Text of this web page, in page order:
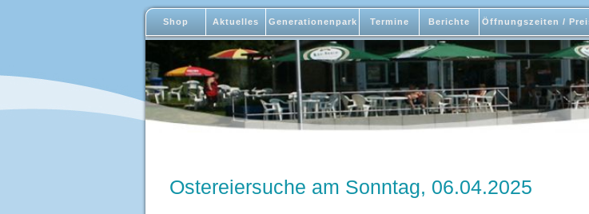
Shop Aktuelles Generationenpark Termine Berichte Öffnungszeiten /
Ostereiersuche am Sonntag, 06.04.2025